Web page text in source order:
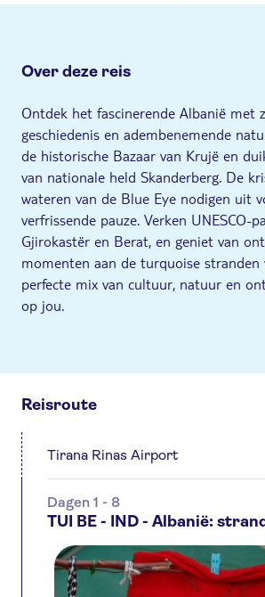
Over deze reis
Ontdek het fascinerende Albanië met
geschiedenis en adembenemende
de historische Bazaar van Krujë en
van nationale held Skanderberg. De
wateren van de Blue Eye nodigen uit
verfrissende pauze. Verken UNESCO-
Gjirokastër en Berat, en geniet van
momenten aan de turquoise stranden
perfecte mix van cultuur, natuur en
op jou.
Reisroute
Tirana Rinas Airport
Dagen 1 - 8
TUI BE - IND - Albanië: